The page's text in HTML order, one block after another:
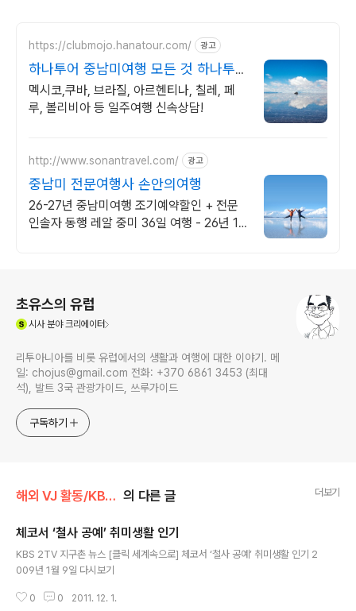
https://clubmojo.hanatour.com/ 광고
하나투어 중남미여행 모든 것 하나투어
공식인증 예약센터
멕시코,쿠바, 브라질, 아르헨티나, 칠레, 페
루, 볼리비아 등 일주여행 신속상담!
http://www.sonantravel.com/ 광고
중남미 전문여행사 손안의여행
26-27년 중남미여행 조기예약할인 + 전문
인솔자 동행 레알 중미 36일 여행 - 26년 10
초유스의 유럽
시사분야 크리에이터
리투아니아를 비롯 유럽에서의 생활과 여행에 대한 이야기. 메
일: chojus@gmail.com 전화: +370 6861 3453 (최대
석), 발트 3국 관광가이드, 쓰루가이드
구독하기
해외 VJ 활동/KBS TV 의 다른 글 더보기
체코서 ‘철사 공예’ 취미생활 인기
KBS 2TV 지구촌 뉴스 [클릭 세계속으로] 체코서 ‘철사 공예’ 취미생활 인기 2
009년 1월 9일 다시보기
0 0 2011. 12. 1.